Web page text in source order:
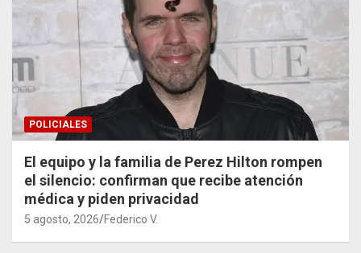
POLICIALES
El equipo y la familia de Perez Hilton rompen
el silencio: confirman que recibe atención
médica y piden privacidad
5 agosto, 2026 Federico V.